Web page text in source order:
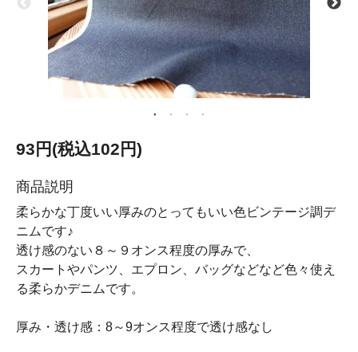
93円(税込102円)
商品説明
柔らかな丁度いい厚みのとってもいい色ビンテージ調デ
ニムです♪
透け感のない８～９オンス程度の厚みで、
スカートやパンツ、エプロン、バッグなどなど色々使え
る柔らかデニムです。
厚み・透け感：8～9オンス程度で透け感なし